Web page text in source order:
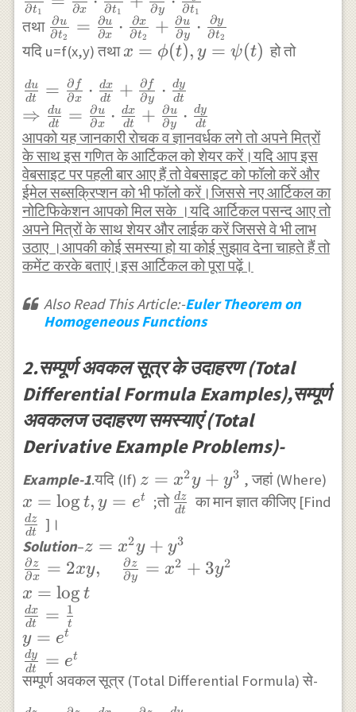
{\partial
t_{1}}=\frac{\partial
u}{\partial x} \cdot
\frac{\partial x}
{\partial
t_{1}}+\frac{\partial
u}{\partial y} \cdot
\frac{\partial y}
{\partial t_{1}}
∂t1 ∂x ∂t1 ∂y ∂t1
तथा \frac{\partial u}
{\partial
t_{2}}=\frac{\partial
u}{\partial x} \cdot
\frac{\partial x}
{\partial
t_{2}}+\frac{\partial
u}{\partial y} \cdot
\frac{\partial y}
{\partial t_{2}}
∂t2
∂u = ∂x
∂u ⋅ ∂t2
∂x + ∂y
∂u ⋅ ∂t2
∂y
यदि u=f(x,y) तथाx=\phi(t),
x = ϕ(t), y = ψ(t) हो तो
\frac{d u}{d
t}=\frac{\partial
f}{\partial x}
\cdot \frac{d x}
{d
t}+\frac{\partial
f}{\partial y}
\cdot \frac{d y}
{d t} \\
\frac{d u}{d
t}=\frac{\partial
\cdot \frac{d x}
{d
t}+\frac{\partial
u}{\partial y}
\cdot \frac{d y}
{d t}
dt
du = ∂x
∂ f ⋅ dt
dx + ∂y
∂ f ⋅ dt
dy
⇒ dt
du = ∂x
∂u ⋅ dt
dx + ∂y
∂u ⋅ dt
dy
आपको यह जानकारी रोचक व ज्ञानवर्धक लगे तो अपने मित्रों
के साथ इस गणित के आर्टिकल को शेयर करें।यदि आप इस
वेबसाइट पर पहली बार आए हैं तो वेबसाइट को फॉलो करें और
ईमेल सब्सक्रिप्शन को भी फॉलो करें।जिससे नए आर्टिकल का
नोटिफिकेशन आपको मिल सके ।यदि आर्टिकल पसन्द आए तो
अपने मित्रों के साथ शेयर और लाईक करें जिससे वे भी लाभ
उठाए ।आपकी कोई समस्या हो या कोई सुझाव देना चाहते हैं तो
कमेंट करके बताएं।इस आर्टिकल को पूरा पढ़ें।
Also Read This Article:-Euler Theorem on
Homogeneous Functions
2.सम्पूर्ण अवकल सूत्र‌ के उदाहरण (Total
Differential Formula Examples),सम्पूर्ण
अवकलज उदाहरण समस्याएं (Total
Derivative Example Problems)-
Example-1.यदि (If) z=x^{2}
y+y^{3}
z = x2y + y3 , जहां (Where)
t,
x = log t, y = et ;तो \frac{d
dt
dz का मान ज्ञात कीजिए [Find
\frac{d
z}{d t}
dt
dz
]।
Solution–z=x^{2}
y+y^{3} \\
\frac{\partial
\frac{\partial
z}{\partial
z = x2y + y3
∂x
∂z = 2xy, ∂y
∂z = x2 + 3y2
x = log t
dt
dx = t
1
y = et
dt
dy = et
सम्पूर्ण अवकल सूत्र‌ (Total Differential Formula) से-